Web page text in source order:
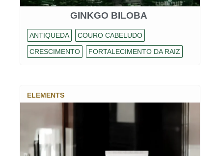
GINKGO BILOBA
ANTIQUEDA COURO CABELUDO
CRESCIMENTO FORTALECIMENTO DA RAIZ
ELEMENTS